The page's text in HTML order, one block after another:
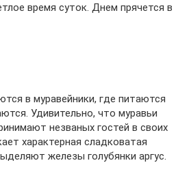
время суток. Днем прячется в
в муравейники, где питаются
Удивительно, что муравьи
незваных гостей в своих
характерная сладковатая
железы голубянки аргус.